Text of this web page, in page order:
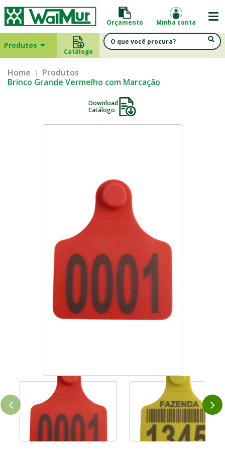
Orçamento Minha conta
Produtos
Catálogo
Home
Produtos
Brinco Grande Vermelho com Marcação
Download
Catálogo